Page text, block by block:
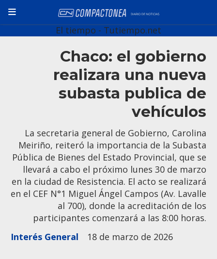
El tiempo - Tutiempo.net
Chaco: el gobierno
realizara una nueva
subasta publica de
vehículos
La secretaria general de Gobierno, Carolina
Meiriño, reiteró la importancia de la Subasta
Pública de Bienes del Estado Provincial, que se
llevará a cabo el próximo lunes 30 de marzo
en la ciudad de Resistencia. El acto se realizará
en el CEF N°1 Miguel Ángel Campos (Av. Lavalle
al 700), donde la acreditación de los
participantes comenzará a las 8:00 horas.
Interés General
18 de marzo de 2026